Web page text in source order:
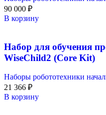
90 000 ₽
В корзину
Набор для обучения
WiseChild2 (Core Kit)
Наборы робототехники
21 366 ₽
В корзину